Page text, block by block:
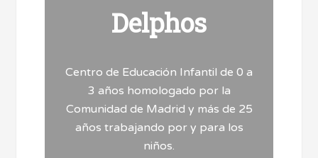
Delphos
Centro de Educación Infantil de 0 a
3 años homologado por la
Comunidad de Madrid y más de 25
años trabajando por y para los
niños.